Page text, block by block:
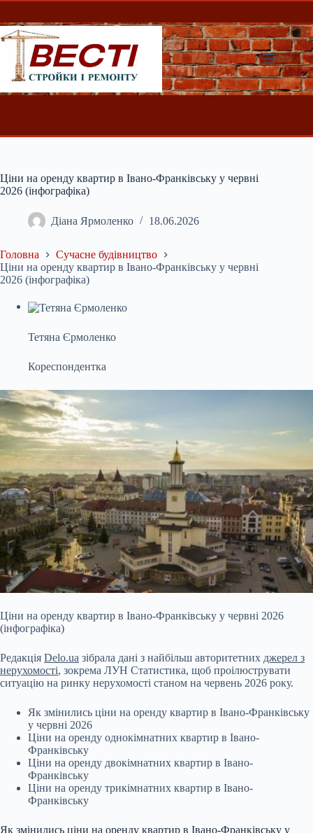
Перейти
вмісту
Ціни на оренду квартир в Івано-Франківську у червні
2026 (інфографіка)
Діана Ярмоленко 18.06.2026
Головна
Сучасне будівництво
Ціни на оренду квартир в Івано-Франківську у червні
2026 (інфографіка)
Тетяна Єрмоленко
Кореспондентка
Ціни на оренду квартир в Івано-Франківську у червні 2026
(інфографіка)
Редакція Delo.ua зібрала дані з найбільш авторитетних джерел з
нерухомості, зокрема ЛУН Статистика, щоб проілюструвати
ситуацію на ринку нерухомості станом на червень 2026 року.
Як змінились ціни на оренду квартир в Івано-Франківську
у червні 2026
Ціни на оренду однокімнатних квартир в Івано-
Франківську
Ціни на оренду двокімнатних квартир в Івано-
Франківську
Ціни на оренду трикімнатних квартир в Івано-
Франківську
Як змінились ціни на оренду квартир в Івано-Франківську у